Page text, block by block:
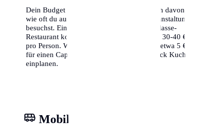
Dein Budget in Augsburg hängt maßgeblich davon ab,
wie oft du auswärts isst oder kulturelle Veranstaltungen
besuchst. Ein Abendessen in einem Mittelklasse-
Restaurant kostet inklusive Getränken etwa 30-40 €
pro Person. Wer gerne in Cafés geht, sollte etwa 5 €
für einen Cappuccino und 6-8 € für ein Stück Kuchen
einplanen.
Mobilität & ÖPNV